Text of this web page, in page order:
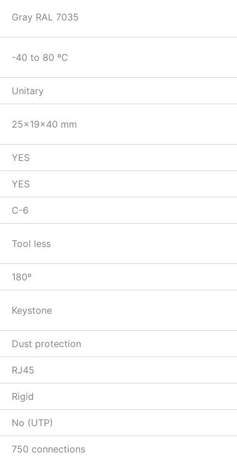
Gray RAL 7035
-40 to 80 ºC
Unitary
25x19x40 mm
YES
YES
C-6
Tool less
180º
Keystone
Dust protection
RJ45
Rigid
No (UTP)
750 connections